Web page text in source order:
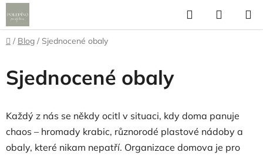
Přejít
na
obsah
Hledat
KOŠÍK
Domů
/ Blog / Sjednocené obaly
Sjednocené obaly
Každý z nás se někdy ocitl v situaci, kdy doma panuje
chaos – hromady krabic, různorodé plastové nádoby a
obaly, které nikam nepatří. Organizace domova je pro